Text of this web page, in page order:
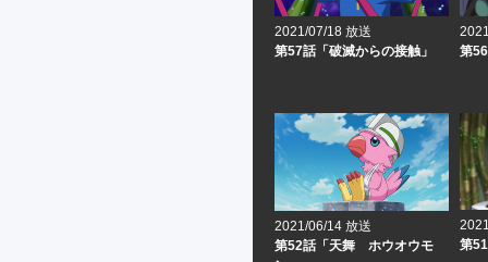
2021/07/18 放送
第57話「破滅からの接触」
第
2021/06/14 放送
第52話「天舞 ホウオウモ
第